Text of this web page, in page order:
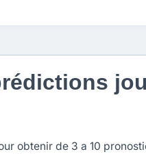
obtenir de 3 a 10